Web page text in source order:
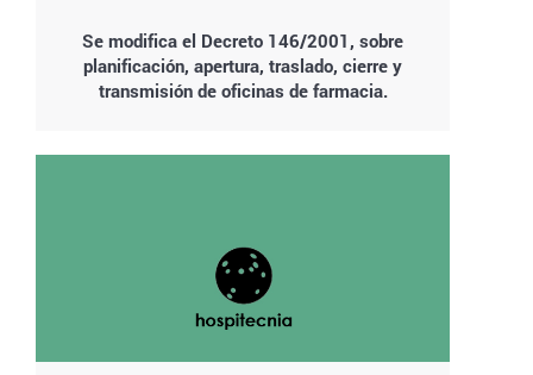
Se modifica el Decreto 146/2001, sobre
planificación, apertura, traslado, cierre y
transmisión de oficinas de farmacia.